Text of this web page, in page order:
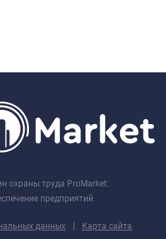
охраны труда ProMarket:
предприятий.
данных | Карта сайта